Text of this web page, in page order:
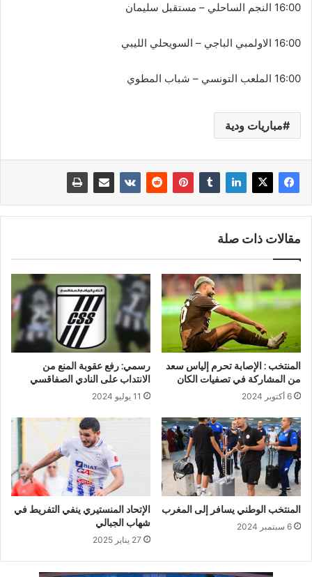
16:00 النجم الساحلي – مستقبل سليمان
16:00 الاولمبي الباجي – السويحلي الليبي
16:00 الملعب التونسي – شباب المطوي
مباريات ودية
مقالات ذات صلة
المنتخب : الإصابة تحرم إلياس سعد
من المشاركة في تصفيات الكان
6 أكتوبر 2024
رسمي: رفع عقوبة المنع من
الانتداب على النادي الصفاقسي
11 يوليو 2024
المنتخب الوطني يسافر إلى المغرب
6 سبتمبر 2024
الإتحاد المنستيري ينفي التفريط في
شهاب الجبالي
27 يناير 2025